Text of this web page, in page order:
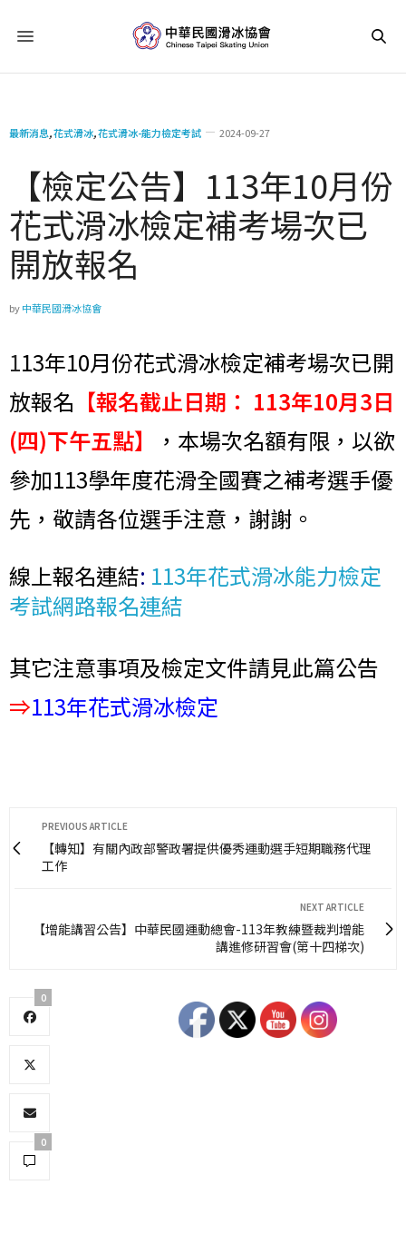
最新消息,花式滑冰,花式滑冰-能力檢定考試 2024-09-27
【檢定公告】113年10月份
花式滑冰檢定補考場次已
開放報名
by中華民國滑冰協會
113年10月份花式滑冰檢定補考場次已開
放報名 【報名截止日期： 113年10月3日
(四)下午五點】
，本場次名額有限，以欲
參加113學年度花滑全國賽之補考選手優
先，敬請各位選手注意，謝謝。
線上報名連結: 113年花式滑冰能力檢定
考試網路報名連結
其它注意事項及檢定文件請見此篇公告
⇒113年花式滑冰檢定
PREVIOUS ARTICLE
【轉知】有關內政部警政署提供優秀運動選手短期職務代理
工作
NEXT ARTICLE
【增能講習公告】中華民國運動總會-113年教練暨裁判增能
講進修研習會(第十四梯次)
0
0